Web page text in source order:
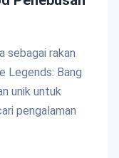
sebagai rakan
Legends: Bang
unik untuk
pengalaman